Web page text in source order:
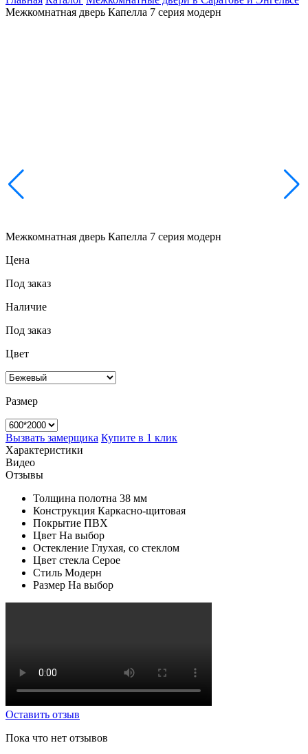
Межкомнатная дверь Капелла 7 серия модерн
Межкомнатная дверь Капелла 7 серия модерн
Цена
Под заказ
Наличие
Под заказ
Цвет
Размер
Вызвать замерщика Купите в 1 клик
Характеристики
Видео
Отзывы
Толщина полотна 38 мм
Конструкция Каркасно-щитовая
Покрытие ПВХ
Цвет На выбор
Остекление Глухая, со стеклом
Цвет стекла Серое
Стиль Модерн
Размер На выбор
Оставить отзыв
Пока что нет отзывов